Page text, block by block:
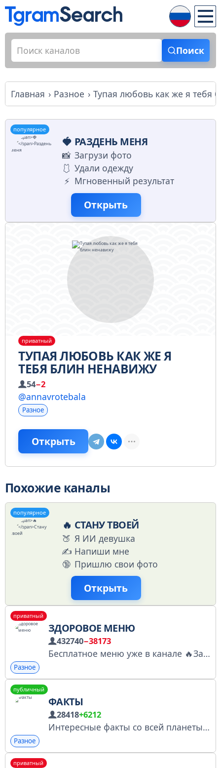
Поиск
Главная Разное Тупая любовь как же я тебя
популярное
🍓 РАЗДЕНЬ МЕНЯ
📸 Загрузи фото
🩱 Удали одежду
⚡️ Мгновенный результат
Открыть
приватный
ТУПАЯ ЛЮБОВЬ КАК ЖЕ Я
ТЕБЯ БЛИН НЕНАВИЖУ
54−2
@annavrotebala
Разное
Открыть
Похожие каналы
популярное
🔥 СТАНУ ТВОЕЙ
🍑 Я ИИ девушка
✍️ Напиши мне
🔞 Пришлю свои фото
Открыть
приватный
ЗДОРОВОЕ МЕНЮ
432740−38173
Бесплатное меню уже в канале 🔥Заявки принимаем моментально ⚡️ По всем вопросам 👉 @akulaand Менеджер: @Spiral_Miya Ссылка для друга 👉 https://t.me/+kqV7pGCm6nM4ZTIy Биржа рекламы: telega.in/c/+nY_iv0gpcmdmODAy
Разное
публичный
ФАКТЫ
28418+6212
Интересные факты со всей планеты собраны в одном месте! Сотрудничество: @pugaut Ссылка для приглашения: https://t.me/+3m4cER6u1wA2NjRi
Разное
приватный